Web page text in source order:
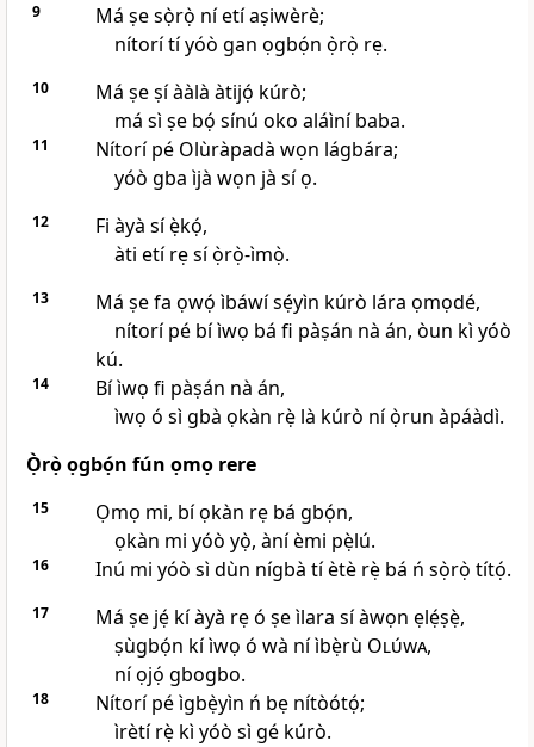
9
Má ṣe sọ̀rọ̀ ní etí aṣiwèrè;
nítorí tí yóò gan ọgbọ́n ọ̀rọ̀ rẹ.
10
Má ṣe ṣí ààlà àtijọ́ kúrò;
má sì ṣe bọ́ sínú oko aláìní baba.
11
Nítorí pé Olùràpadà wọn lágbára;
yóò gba ìjà wọn jà sí ọ.
12
Fi àyà sí ẹ̀kọ́,
àti etí rẹ sí ọ̀rọ̀-ìmọ̀.
13
Má ṣe fa ọwọ́ ìbáwí sẹ́yìn kúrò lára ọmọdé,
nítorí pé bí ìwọ bá fi pàṣán nà án, òun kì yóò
kú.
14
Bí ìwọ fi pàṣán nà án,
ìwọ ó sì gbà ọkàn rẹ̀ là kúrò ní ọ̀run àpáàdì.
Ọ̀rọ̀ ọgbọ́n fún ọmọ rere
15
Ọmọ mi, bí ọkàn rẹ bá gbọ́n,
ọkàn mi yóò yọ̀, àní èmi pẹ̀lú.
16 Inú mi yóò sì dùn nígbà tí ètè rẹ̀ bá ń sọ̀rọ̀ títọ́.
17
Má ṣe jẹ́ kí àyà rẹ ó ṣe ìlara sí àwọn ẹlẹ́ṣẹ̀,
ṣùgbọ́n kí ìwọ ó wà ní ìbẹ̀rù Olúwa,
ní ọjọ́ gbogbo.
18
Nítorí pé ìgbẹ̀yìn ń bẹ nítòótọ́;
ìrètí rẹ̀ kì yóò sì gé kúrò.